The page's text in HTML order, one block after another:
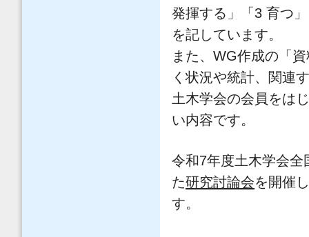
発揮する」「3 育つ
を記しています。
また、WG作成の「
く状況や統計、関連
土木学会の会員をは
い内容です。
令和7年度土木学会
た研究討論会を開催
す。